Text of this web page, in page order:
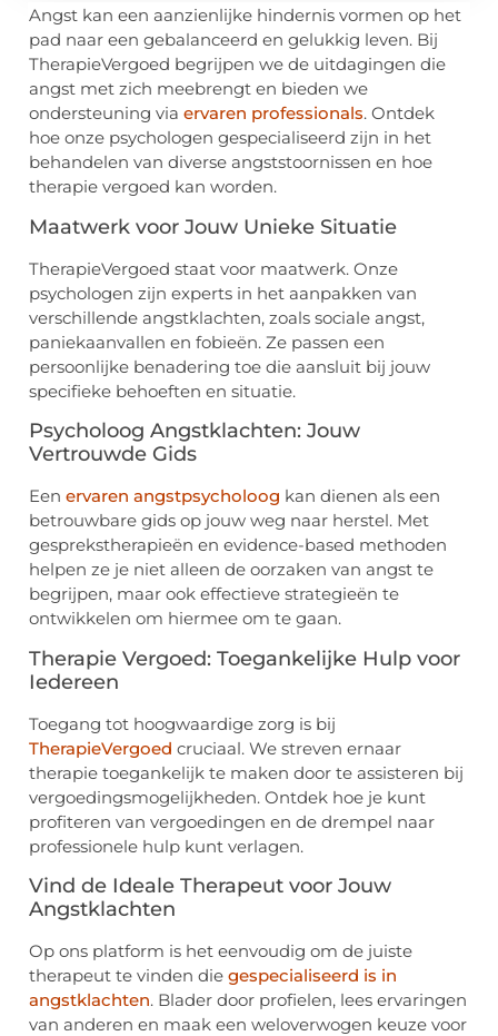
Angst kan een aanzienlijke hindernis vormen op het
pad naar een gebalanceerd en gelukkig leven. Bij
TherapieVergoed begrijpen we de uitdagingen die
angst met zich meebrengt en bieden we
ondersteuning via ervaren professionals. Ontdek
hoe onze psychologen gespecialiseerd zijn in het
behandelen van diverse angststoornissen en hoe
therapie vergoed kan worden.
Maatwerk voor Jouw Unieke Situatie
TherapieVergoed staat voor maatwerk. Onze
psychologen zijn experts in het aanpakken van
verschillende angstklachten, zoals sociale angst,
paniekaanvallen en fobieën. Ze passen een
persoonlijke benadering toe die aansluit bij jouw
specifieke behoeften en situatie.
Psycholoog Angstklachten: Jouw
Vertrouwde Gids
Een ervaren angstpsycholoog kan dienen als een
betrouwbare gids op jouw weg naar herstel. Met
gesprekstherapieën en evidence-based methoden
helpen ze je niet alleen de oorzaken van angst te
begrijpen, maar ook effectieve strategieën te
ontwikkelen om hiermee om te gaan.
Therapie Vergoed: Toegankelijke Hulp voor
Iedereen
Toegang tot hoogwaardige zorg is bij
TherapieVergoed cruciaal. We streven ernaar
therapie toegankelijk te maken door te assisteren bij
vergoedingsmogelijkheden. Ontdek hoe je kunt
profiteren van vergoedingen en de drempel naar
professionele hulp kunt verlagen.
Vind de Ideale Therapeut voor Jouw
Angstklachten
Op ons platform is het eenvoudig om de juiste
therapeut te vinden die gespecialiseerd is in
angstklachten. Blader door profielen, lees ervaringen
van anderen en maak een weloverwogen keuze voor